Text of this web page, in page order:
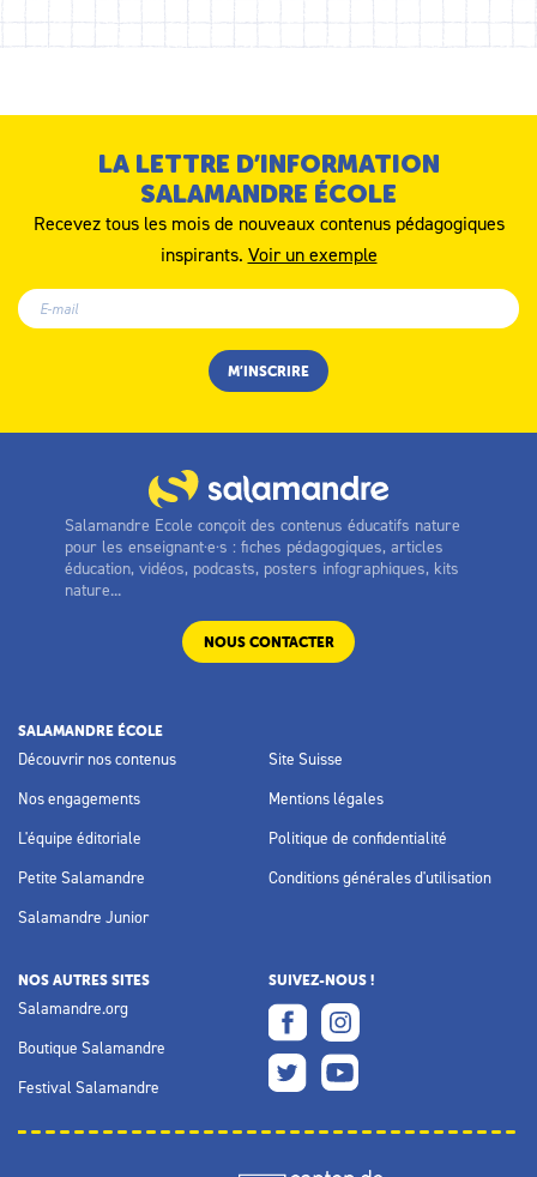
LA LETTRE D’INFORMATION
SALAMANDRE ÉCOLE
Recevez tous les mois de nouveaux contenus pédagogiques
inspirants. Voir un exemple
Salamandre Ecole conçoit des contenus éducatifs nature
pour les enseignant·e·s : fiches pédagogiques, articles
éducation, vidéos, podcasts, posters infographiques, kits
nature...
NOUS CONTACTER
SALAMANDRE ÉCOLE
Découvrir nos contenus
Nos engagements
L'équipe éditoriale
Petite Salamandre
Salamandre Junior
Site Suisse
Mentions légales
Politique de confidentialité
Conditions générales d'utilisation
NOS AUTRES SITES
Salamandre.org
Boutique Salamandre
Festival Salamandre
SUIVEZ-NOUS !